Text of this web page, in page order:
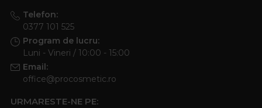
Telefon:
0377 101 525
Program de lucru:
Luni - Vineri / 10:00 - 15:00
Email:
office@procosmetic.ro
URMARESTE-NE PE: